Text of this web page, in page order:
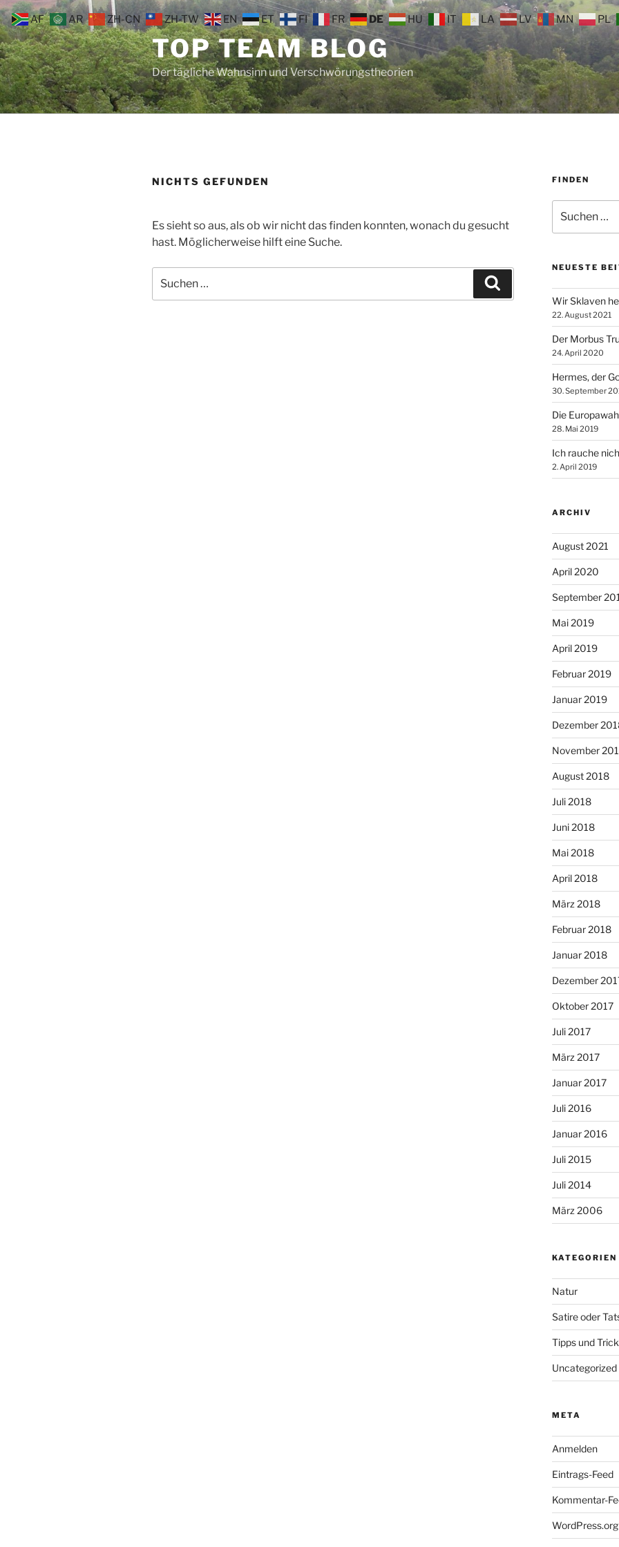
Zum
Inhalt
springen
TOP TEAM BLOG
Der tägliche Wahnsinn und Verschwörungstheorien
NICHTS GEFUNDEN
Es sieht so aus, als ob wir nicht das finden konnten, wonach du gesucht
hast. Möglicherweise hilft eine Suche.
nach:
FINDEN
nach:
NEUESTE
Wir Sklaven
22. August 2021
Der Morbus
24. April 2020
Hermes, der
30. September
Die
28. Mai 2019
Ich rauche
2. April 2019
ARCHIV
August 2021
April 2020
September
Mai 2019
April 2019
Februar 2019
Januar 2019
Dezember
November
August 2018
Juli 2018
Juni 2018
Mai 2018
April 2018
März 2018
Februar 2018
Januar 2018
Dezember
Oktober 2017
Juli 2017
März 2017
Januar 2017
Juli 2016
Januar 2016
Juli 2015
Juli 2014
März 2006
KATEGORIEN
Natur
Satire oder
Tipps und
Uncategorized
META
Anmelden
Eintrags-Feed
Kommentar-
WordPress.org
AF AR ZH-CN ZH-TW EN ET FI FR DE HU IT LA LV MN PL